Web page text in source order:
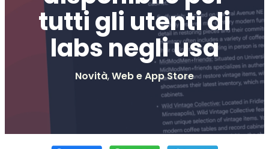
tutti gli utenti di
labs negli usa
Novità,Web e App Store